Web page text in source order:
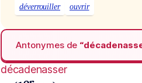
déverrouiller ouvrir
Antonymes de
décadenasser